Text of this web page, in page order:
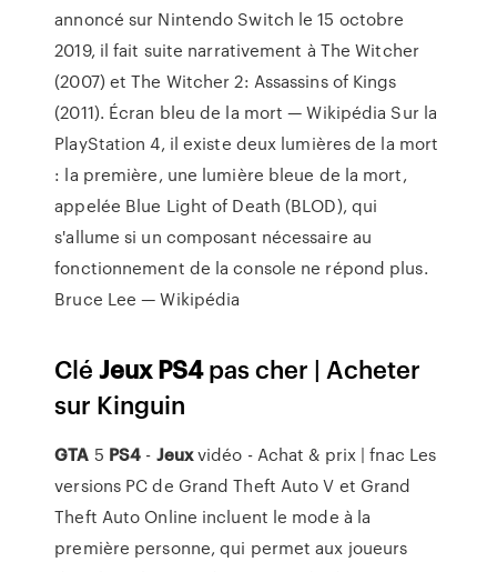
annoncé sur Nintendo Switch le 15 octobre
2019, il fait suite narrativement à The Witcher
(2007) et The Witcher 2: Assassins of Kings
(2011). Écran bleu de la mort — Wikipédia Sur la
PlayStation 4, il existe deux lumières de la mort
: la première, une lumière bleue de la mort,
appelée Blue Light of Death (BLOD), qui
s'allume si un composant nécessaire au
fonctionnement de la console ne répond plus.
Bruce Lee — Wikipédia
CléJeuxPS4pas cher | Acheter
sur Kinguin
GTA 5 PS4 - Jeuxvidéo - Achat & prix | fnac Les
versions PC de Grand Theft Auto V et Grand
Theft Auto Online incluent le mode à la
première personne, qui permet aux joueurs